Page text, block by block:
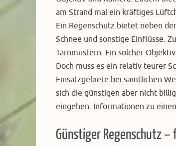
am Strand mal ein kräftiges
Ein Regenschutz bietet neben
Schnee und sonstige Einflüsse.
Tarnmustern. Ein solcher
Doch muss es ein relativ teurer
Einsatzgebiete bei sämtlichen
sich die günstigen aber nicht
eingehen. Informationen zu
Günstiger Regenschutz